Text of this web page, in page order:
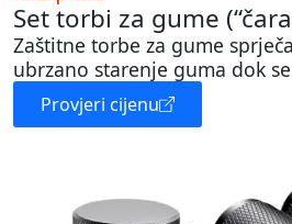
Set torbi za gume
Zaštitne torbe za gume
ubrzano starenje guma dok
Provjeri cijenu